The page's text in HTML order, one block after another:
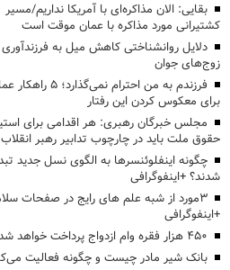
بقایی: الان مذاکره‌ای با آمریکا نداریم/مسیر
کشتیرانی مورد مذاکره با عمان موقت است
دلایل روانشناختی کاهش میل به فرزندآوری
زوج‌های جوان
فرزندم به من احترام نمی‌گذارد؛ ۵
برای معکوس کردن این رفتار
مجلس خبرگان رهبری: هر اقدامی برای
حقوق ملت باید در چارچوب تدابیر رهبر
چگونه اینفلوئنسرها به الگوی نسل جدید
شدند؟ +اینفوگرافی
3مورد از شبه علم های رایج در صفحات
+اینفوگرافی
۴۵۰ هزار فقره وام ازدواج پرداخت خواهد شد
بانک شیر مادر چیست و چگونه فعالیت